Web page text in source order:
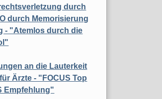
durch
durch Memorisierung
- "Atemlos durch die
an die Lauterkeit
Ärzte - "FOCUS Top
Empfehlung"